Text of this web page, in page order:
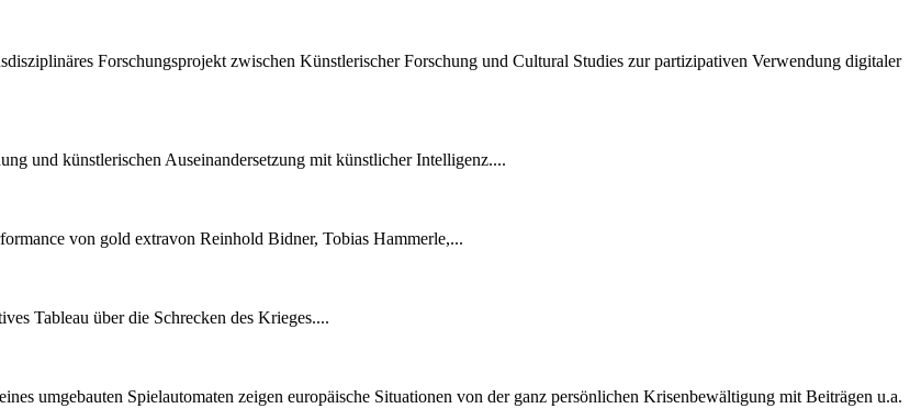
Forschungsprojekt zwischen Künstlerischer Forschung und Cultural Studies zur partizipativen Verwendung digitaler
und künstlerischen Auseinandersetzung mit künstlicher Intelligenz....
von gold extravon Reinhold Bidner, Tobias Hammerle,...
Tableau über die Schrecken des Krieges....
umgebauten Spielautomaten zeigen europäische Situationen von der ganz persönlichen Krisenbewältigung mit Beiträgen u.a.